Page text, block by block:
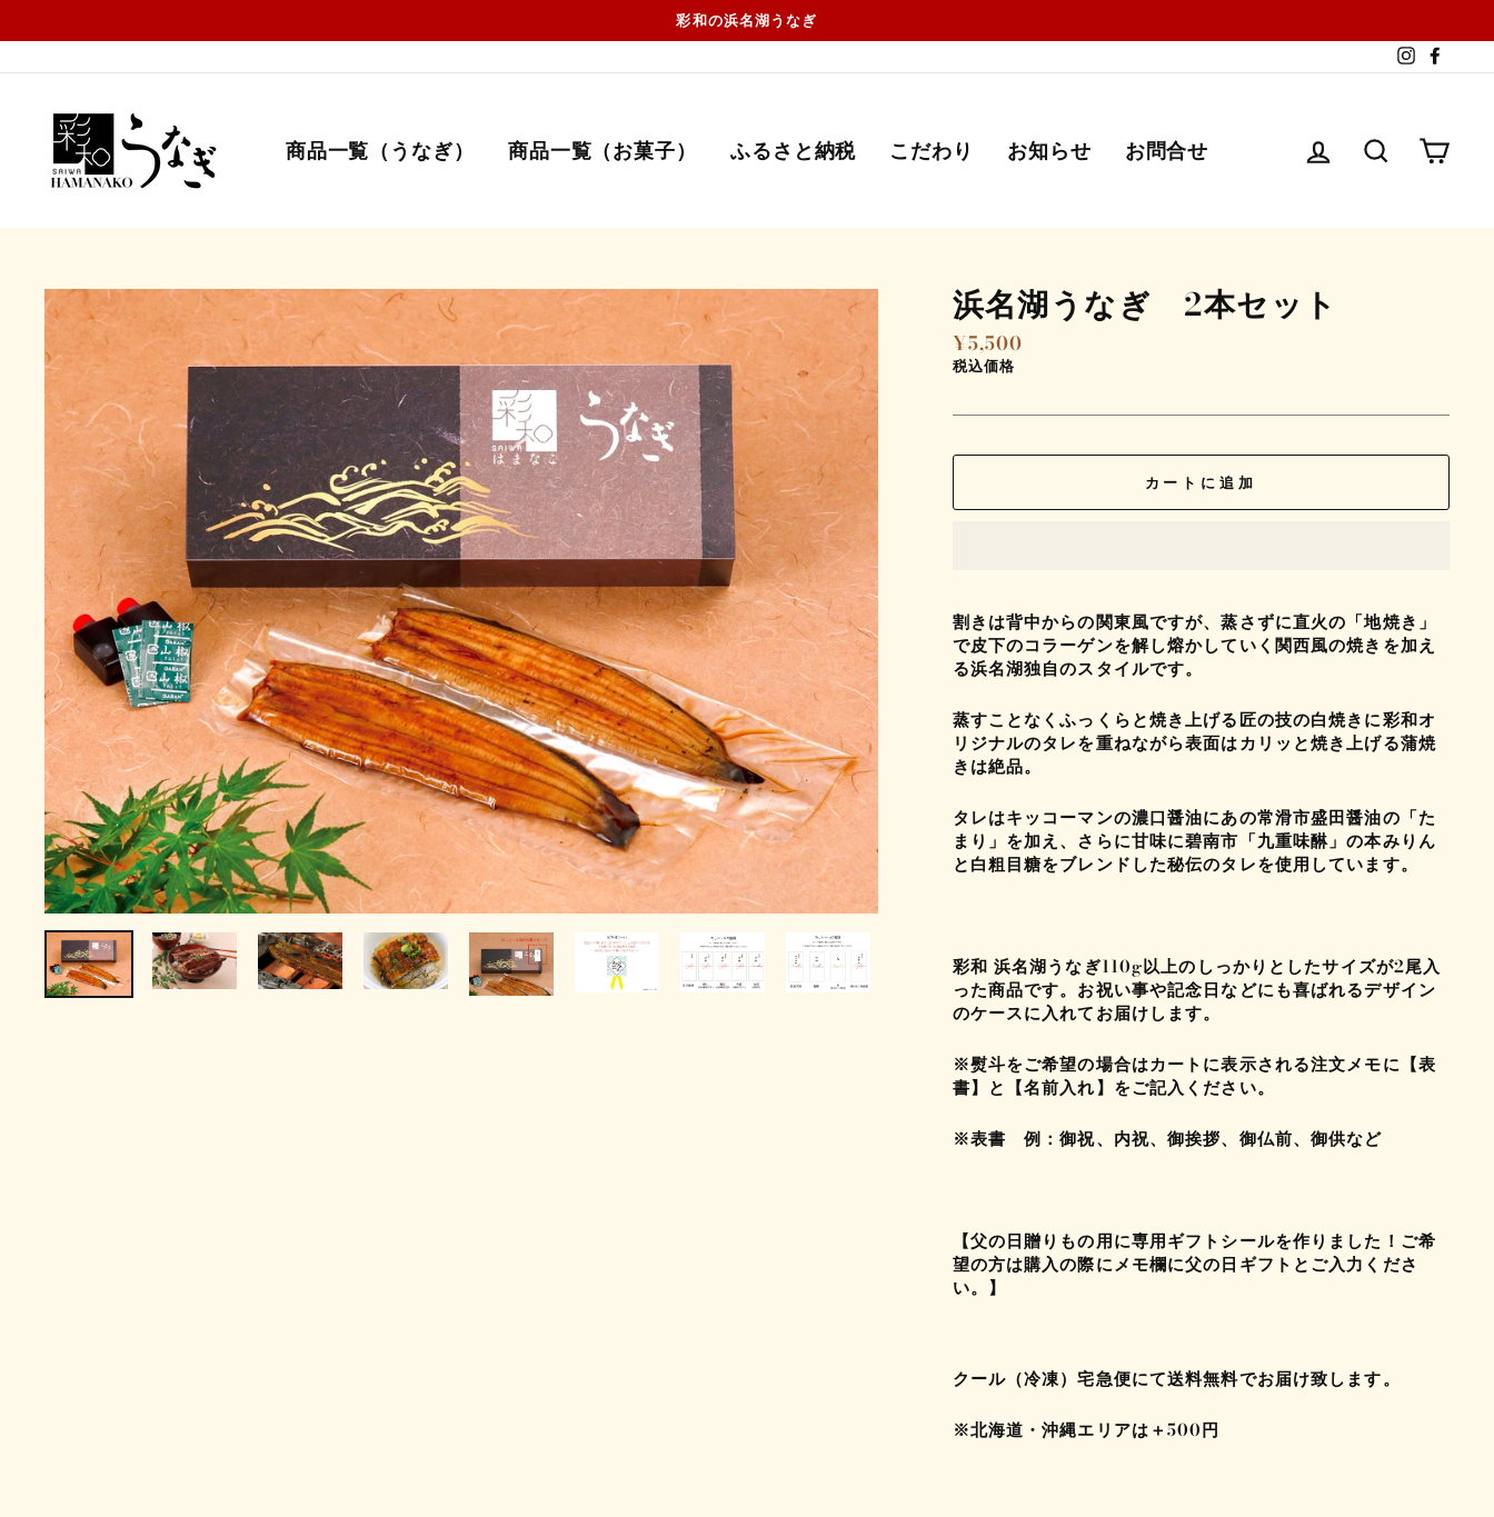
ン
ン
彩和の浜名湖うなぎ
商品一覧（うなぎ） 商品一覧（お菓子） ふるさと納税 こだわり お知らせ お問合せ ログイン検索する
浜名湖うなぎ 2本セット
通
常
格
¥5,500
税込価格
カートに追加
割きは背中からの関東風ですが、蒸さずに直火の「地焼き」
で皮下のコラーゲンを解し熔かしていく関西風の焼きを加え
る浜名湖独自のスタイルです。
蒸すことなくふっくらと焼き上げる匠の技の白焼きに彩和オ
リジナルのタレを重ねながら表面はカリッと焼き上げる蒲焼
きは絶品。
タレはキッコーマンの濃口醤油にあの常滑市盛田醤油の「た
まり」を加え、さらに甘味に碧南市「九重味醂」の本みりん
と白粗目糖をブレンドした秘伝のタレを使用しています。
彩和 浜名湖うなぎ110g以上のしっかりとしたサイズが2尾入
った商品です。お祝い事や記念日などにも喜ばれるデザイン
のケースに入れてお届けします。
※熨斗をご希望の場合はカートに表示される注文メモに【表
書】と【名前入れ】をご記入ください。
※表書 例：御祝、内祝、御挨拶、御仏前、御供など
【父の日贈りもの用に専用ギフトシールを作りました！ご希
望の方は購入の際にメモ欄に父の日ギフトとご入力くださ
い。】
クール（冷凍）宅急便にて送料無料でお届け致します。
※北海道・沖縄エリアは＋500円